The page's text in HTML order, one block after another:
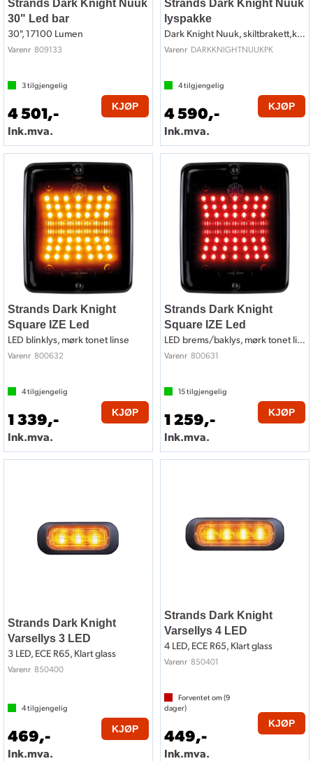
Strands Dark Knight Nuuk
30" Led bar
30", 17100 Lumen
Varenr 809133
3tilgjengelig
4 501,-
Ink.mva.
KJØP
Strands Dark Knight Nuuk
lyspakke
Dark Knight Nuuk, skiltbrakett,kabelsett
Varenr DARKKNIGHTNUUKPK
4tilgjengelig
4 590,-
Ink.mva.
KJØP
Strands Dark Knight
Square IZE Led
LED blinklys, mørk tonet linse
Varenr 800632
4tilgjengelig
1 339,-
Ink.mva.
KJØP
Strands Dark Knight
Square IZE Led
LED brems/baklys, mørk tonet linse
Varenr 800631
15tilgjengelig
1 259,-
Ink.mva.
KJØP
Strands Dark Knight
Varsellys 3 LED
3 LED, ECE R65, Klart glass
Varenr 850400
4tilgjengelig
469,-
Ink.mva.
KJØP
Strands Dark Knight
Varsellys 4 LED
4 LED, ECE R65, Klart glass
Varenr 850401
Forventet om (9
dager)
449,-
Ink.mva.
KJØP